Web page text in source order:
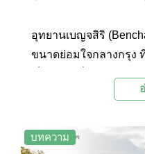
อุทยานเบญจสิริ
ขนาดย่อมใจกลางกรุง
เล็กๆ แห่งนี้ยังมีแนวคิ
ประติมากรรม” ใจกลาง
บทความ